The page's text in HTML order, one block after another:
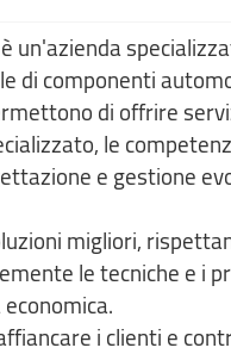
un'azienda
di componenti
di offrire
le
e gestione
migliori,
le tecniche e i
i clienti e